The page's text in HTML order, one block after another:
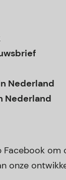
Nederland
Nederland
Facebook om
onze